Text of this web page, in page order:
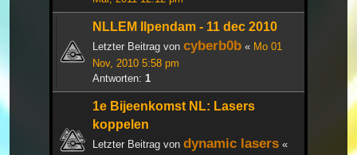
NLLEM Ilpendam - 11 dec 2010
Letzter Beitrag von cyberb0b « Mo 01
Nov, 2010 5:58 pm
Antworten: 1
1e Bijeenkomst NL: Lasers
koppelen
Letzter Beitrag von dynamic lasers «